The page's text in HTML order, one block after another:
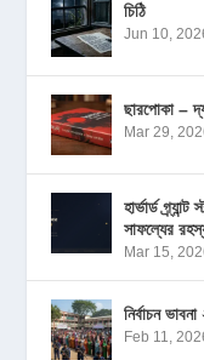
চিঠি
Jun 10,
ছারপোকা –
Mar 29,
হার্ভার্ড
সাফল্যের
Mar 15,
নির্বাচন
Feb 11,